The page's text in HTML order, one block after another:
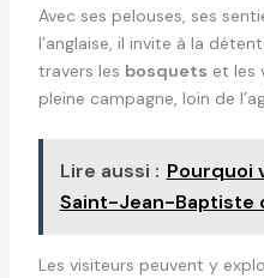
Avec ses pelouses, ses
l’anglaise, il invite à la
travers les bosquets et les
pleine campagne, loin de
Lire aussi : Pourquoi
Saint-Jean-Baptiste
Les visiteurs peuvent y